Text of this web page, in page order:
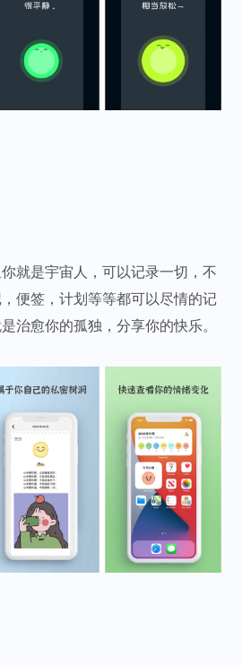
就是宇宙人，可以记录一切，不
便签，计划等等都可以尽情的记
治愈你的孤独，分享你的快乐。